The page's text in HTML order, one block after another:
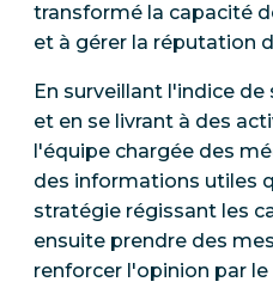
transformé la capacité
et à gérer la réputation
En surveillant l'indice
et en se livrant à des
l'équipe chargée des
des informations utiles
stratégie régissant les
ensuite prendre des
renforcer l'opinion par le